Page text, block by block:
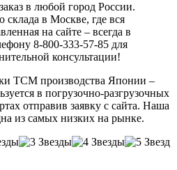
в любой город России.
склада в Москве, где вся
на сайте – всегда в
8-800-333-57-85 для
консультации!
TCM производства Японии –
в погрузочно-разгрузочных
отправив заявку с сайта. Наша
из самых низких на рынке.